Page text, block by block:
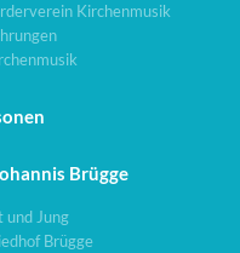
Kirchenmusik
Brügge
und Jung
Brügge